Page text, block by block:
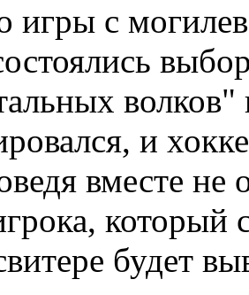
игры с
волков"
и
вместе
который
будет